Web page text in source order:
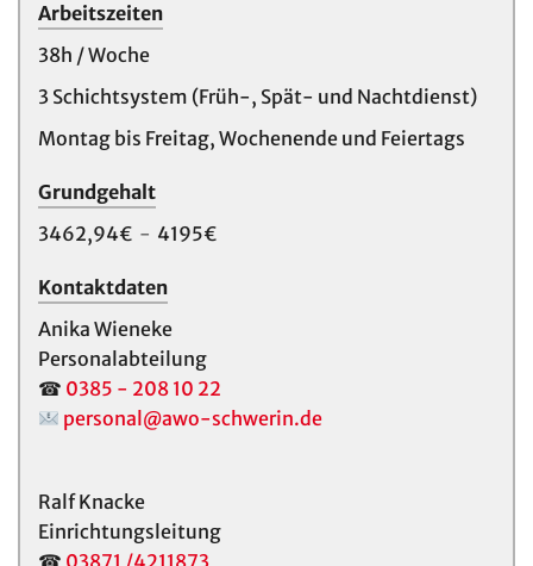
Arbeitszeiten
38h / Woche
3 Schichtsystem (Früh-, Spät- und Nachtdienst)
Montag bis Freitag, Wochenende und Feiertags
Grundgehalt
3462,94€ - 4195€
Kontaktdaten
Anika Wieneke
Personalabteilung
☎ 0385 - 208 10 22
personal@awo-schwerin.de
Ralf Knacke
Einrichtungsleitung